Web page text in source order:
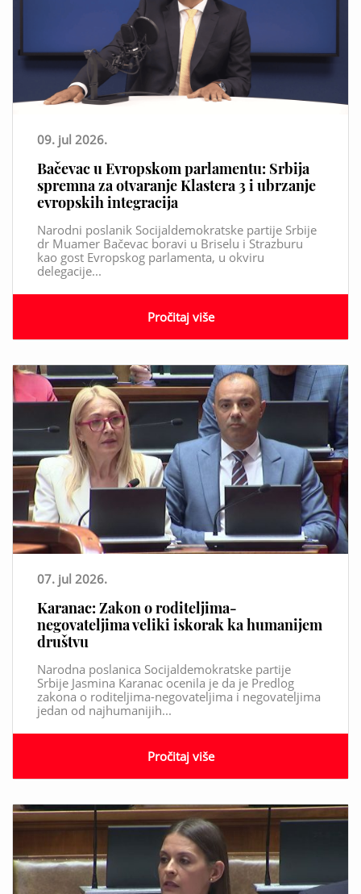
09. jul 2026.
Bačevac u Evropskom parlamentu: Srbija
spremna za otvaranje Klastera 3 i ubrzanje
evropskih integracija
Narodni poslanik Socijaldemokratske partije Srbije
dr Muamer Bačevac boravi u Briselu i Strazburu
kao gost Evropskog parlamenta, u okviru
delegacije...
Pročitaj više
07. jul 2026.
Karanac: Zakon o roditeljima-
negovateljima veliki iskorak ka humanijem
društvu
Narodna poslanica Socijaldemokratske partije
Srbije Jasmina Karanac ocenila je da je Predlog
zakona o roditeljima-negovateljima i negovateljima
jedan od najhumanijih...
Pročitaj više